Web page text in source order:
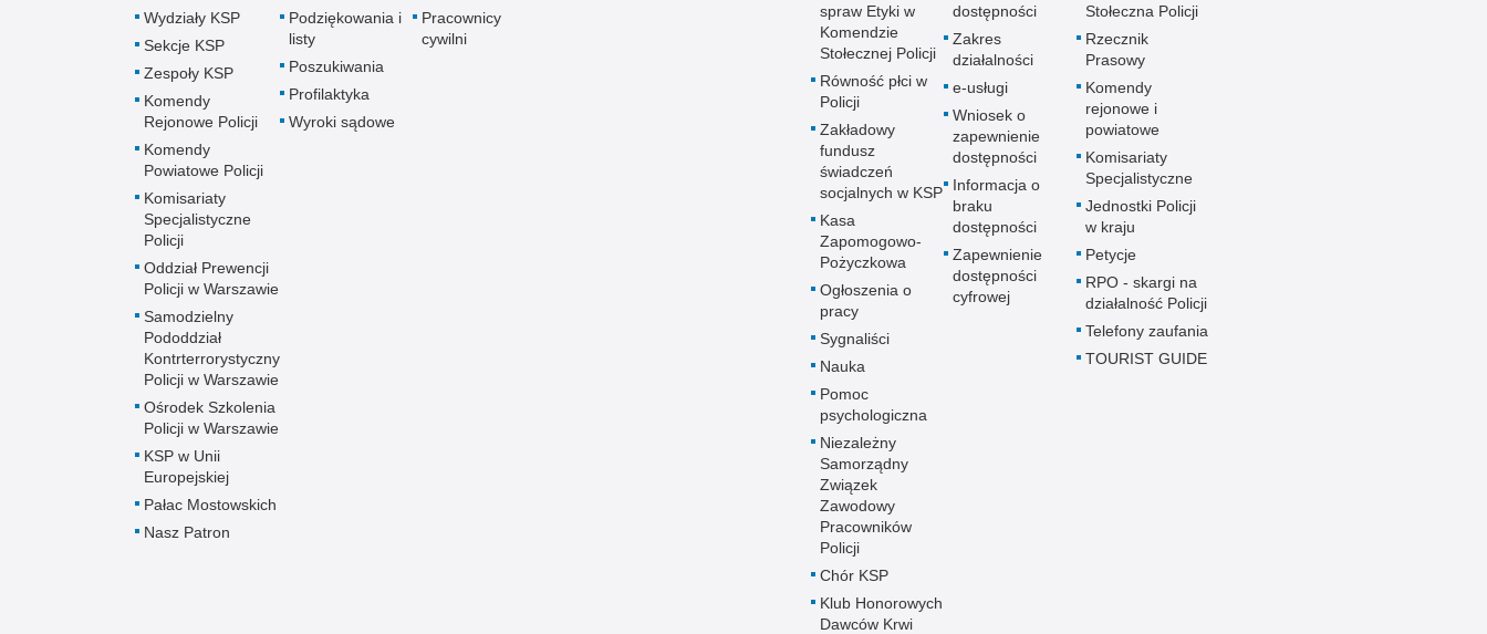
Wydziały KSP
Sekcje KSP
Zespoły KSP
Komendy
Rejonowe Policji
Komendy
Powiatowe Policji
Komisariaty
Specjalistyczne
Policji
Oddział Prewencji
Policji w Warszawie
Samodzielny
Pododdział
Kontrterrorystyczny
Policji w Warszawie
Ośrodek Szkolenia
Policji w Warszawie
KSP w Unii
Europejskiej
Pałac Mostowskich
Nasz Patron
Podziękowania i
listy
Poszukiwania
Profilaktyka
Wyroki sądowe
Pracownicy
cywilni
spraw Etyki w
Komendzie
Stołecznej Policji
Równość płci w
Policji
Zakładowy
fundusz
świadczeń
socjalnych w KSP
Kasa
Zapomogowo-
Pożyczkowa
Ogłoszenia o
pracy
Sygnaliści
Nauka
Pomoc
psychologiczna
Niezależny
Samorządny
Związek
Zawodowy
Pracowników
Policji
Chór KSP
Klub Honorowych
Dawców Krwi
dostępności
Zakres
działalności
e-usługi
Wniosek o
zapewnienie
dostępności
Informacja o
braku
dostępności
Zapewnienie
dostępności
cyfrowej
Stołeczna Policji
Rzecznik
Prasowy
Komendy
rejonowe i
powiatowe
Komisariaty
Specjalistyczne
Jednostki Policji
w kraju
Petycje
RPO - skargi na
działalność Policji
Telefony zaufania
TOURIST GUIDE